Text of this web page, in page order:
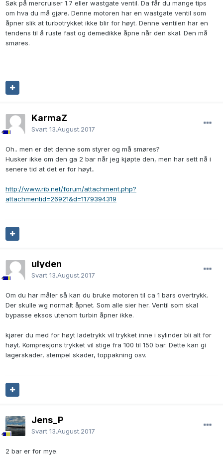
Søk på mercruiser 1.7 eller wastgate ventil. Da får du mange tips
om hva du må gjøre. Denne motoren har en wastgate ventil som
åpner slik at turbotrykket ikke blir for høyt. Denne ventilen har en
tendens til å ruste fast og demedikke åpne når den skal. Den må
smøres.
KarmaZ
Svart 13.August.2017
Oh.. men er det denne som styrer og må smøres?
Husker ikke om den ga 2 bar når jeg kjøpte den, men har sett nå i
senere tid at det er for høyt..
http://www.rib.net/forum/attachment.php?
attachmentid=26921&d=1179394319
ulyden
Svart 13.August.2017
Om du har måler så kan du bruke motoren til ca 1 bars overtrykk.
Der skulle wg normalt åpnet. Som alle sier her. Ventil som skal
bypasse eksos utenom turbin åpner ikke.
kjører du med for høyt ladetrykk vil trykket inne i sylinder bli alt for
høyt. Kompresjons trykket vil stige fra 100 til 150 bar. Dette kan gi
lagerskader, stempel skader, toppakning osv.
Jens_P
Svart 13.August.2017
2 bar er for mye.